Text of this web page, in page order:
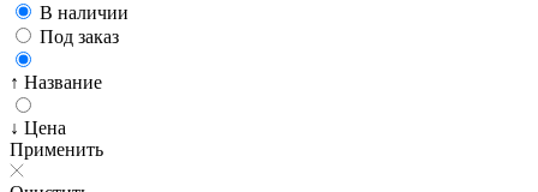
В наличии
Под заказ
↑ Название
↓ Цена
Применить